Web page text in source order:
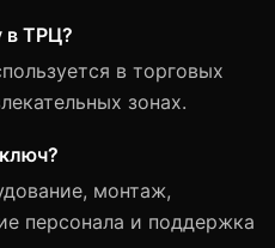
в ТРЦ?
в торговых
зонах.
монтаж,
персонала и поддержка